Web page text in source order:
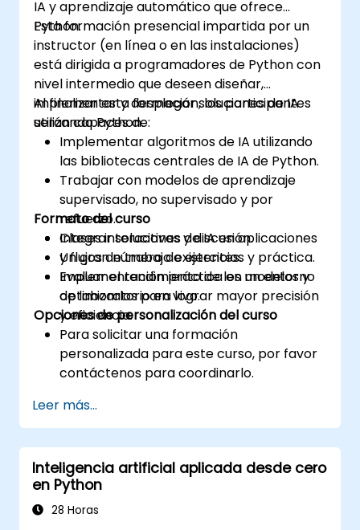
analítica orientada a la inserción laboral.
IA y aprendizaje automático que ofrece
Python.
Esta formación presencial impartida por un
instructor (en línea o en las instalaciones)
está dirigida a programadores de Python con
nivel intermedio que deseen diseñar,
implementar y desplegar soluciones de IA
utilizando Python.
Al finalizar esta formación, los participantes
serán capaces de:
Implementar algoritmos de IA utilizando
las bibliotecas centrales de IA de Python.
Trabajar con modelos de aprendizaje
supervisado, no supervisado y por
refuerzo.
Integrar soluciones de IA en aplicaciones
y flujos de trabajo existentes.
Evaluar el rendimiento de los modelos y
optimizarlos para lograr mayor precisión
y eficiencia.
Formato del curso
Clases interactivas y discusión.
Un gran número de ejercicios y práctica.
Implementación práctica en un entorno
de laboratorio en vivo.
Opciones de personalización del curso
Para solicitar una formación
personalizada para este curso, por favor
contáctenos para coordinarlo.
Leer más...
Inteligencia artificial aplicada desde cero
en Python
28 Horas